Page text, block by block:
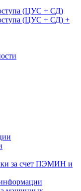
(ЦУС + СД)
(ЦУС + СД) +
за счет ПЭМИН и